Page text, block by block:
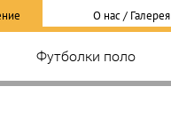
О нас / Галерея
Футболки поло